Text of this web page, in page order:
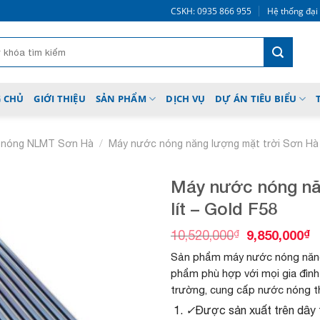
CSKH: 0935 866 955 Hệ thống
CHỦ GIỚI THIỆU SẢN PHẨM DỊCH VỤ DỰ ÁN TIÊU BIỂU
NLMT Sơn Hà / Máy nước nóng năng lượng mặt trời Sơn
Máy nước nóng
lít – Gold F58
10,520,000₫
G
á
g
ố
c
l
9,850,000₫G
á
h
i
ệ
n
Sản phẩm máy nước nóng
phẩm phù hợp với mọi gia
trường, cung cấp nước nóng
✓Được sản xuất trên dây